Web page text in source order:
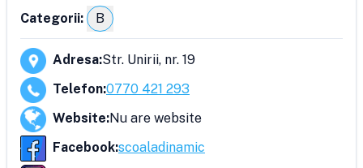
Categorii: B
Adresa:Str. Unirii, nr. 19
Telefon:0770 421 293
Website:Nu are website
Facebook:scoaladinamic